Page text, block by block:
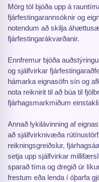
Mörg tól bjóða upp á
fjárfestingarannsóknir og
notendum að skilja
fjárfestingarákvarðanir.
Ennfremur bjóða
og sjálfvirkar
hámarka eignasöfn sín og
nota reiknirit til að búa til
fjárhagsmarkmiðum
Annað lykilávinning af
að sjálfvirknivæða
reikningsgreiðslur,
setja upp sjálfvirkar
sparað tíma og dregið úr
frestum eða lenda í óþarfa